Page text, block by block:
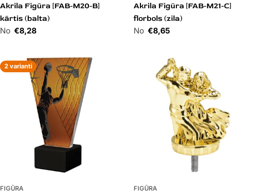
Akrila Figūra [FAB-M20-B]
kārtis (balta)
Cena€8,28
Akrila Figūra [FAB-M21-C]
florbols (zila)
Cena€8,65
2 varianti
FIGŪRA FIGŪRA